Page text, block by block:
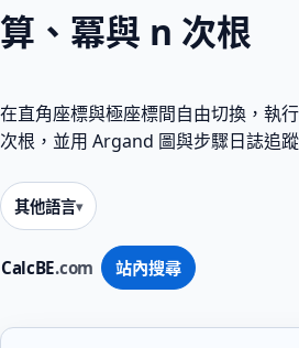
CalcBE.com 站內搜尋
算、冪與 n 次根
在直角座標與極座標間自由切換，執
次根，並用 Argand 圖與步驟日誌追
其他語言